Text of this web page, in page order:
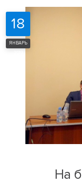
На
18
ЯНВАРЬ